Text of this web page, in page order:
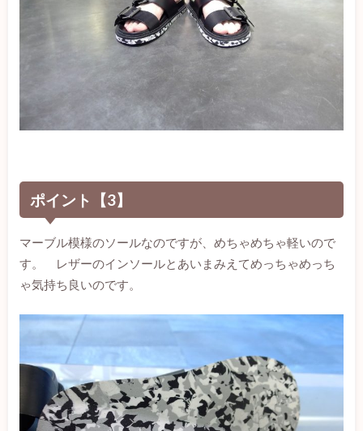
ポイント【3】
マーブル模様のソールなのですが、めちゃめちゃ軽いので
す。 レザーのインソールとあいまみえてめっちゃめっち
ゃ気持ち良いのです。